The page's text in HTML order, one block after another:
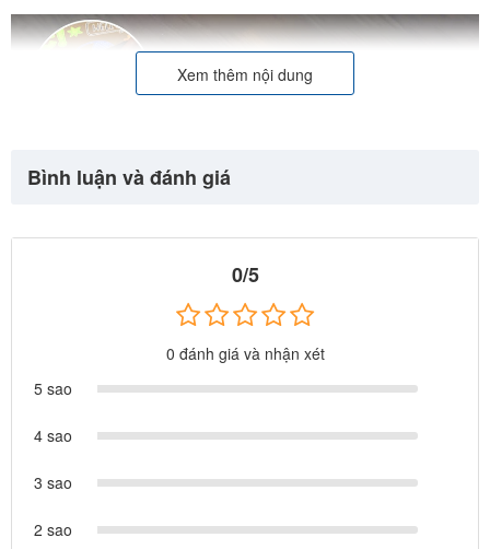
Xem thêm nội dung
Bình luận và đánh giá
0/5
0 đánh giá và nhận xét
5 sao
4 sao
3 sao
2 sao